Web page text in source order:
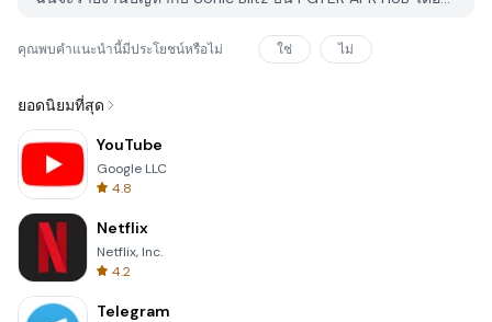
คุณพบคำแนะนำนี้มีประโยชน์หรือไม่ ใช่ ไม่
ยอดนิยมที่สุด
YouTube
Google LLC
4.8
Netflix
Netflix, Inc.
4.2
Telegram